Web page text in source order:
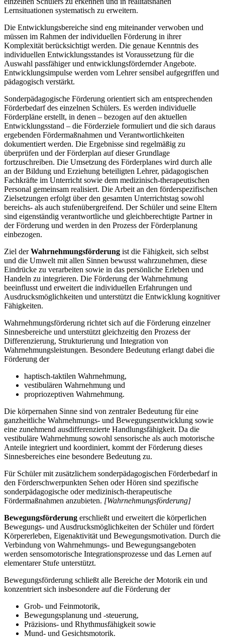
Lernsituationen systematisch zu erweitern.
Die Entwicklungsbereiche sind eng miteinander verwoben und
müssen im Rahmen der individuellen Förderung in ihrer
Komplexität berücksichtigt werden. Die genaue Kenntnis des
individuellen Entwicklungsstandes ist Voraussetzung für die
Auswahl passfähiger und entwicklungsfördernder Angebote.
Entwicklungsimpulse werden vom Lehrer sensibel aufgegriffen und
pädagogisch verstärkt.
Sonderpädagogische Förderung orientiert sich am entsprechenden
Förderbedarf des einzelnen Schülers. Es werden individuelle
Förderpläne erstellt, in denen – bezogen auf den aktuellen
Entwicklungsstand – die Förderziele formuliert und die sich daraus
ergebenden Fördermaßnahmen und Verantwortlichkeiten
dokumentiert werden. Die Ergebnisse sind regelmäßig zu
überprüfen und der Förderplan auf dieser Grundlage
fortzuschreiben. Die Umsetzung des Förderplanes wird durch alle
an der Bildung und Erziehung beteiligten Lehrer, pädagogischen
Fachkräfte im Unterricht sowie dem medizinisch-therapeutischen
Personal gemeinsam realisiert. Die Arbeit an den förderspezifischen
Zielsetzungen erfolgt über den gesamten Unterrichtstag sowohl
bereichs- als auch stufenübergreifend. Der Schüler und seine Eltern
sind eigenständig verantwortliche und gleichberechtigte Partner in
der Förderung und werden in den Prozess der Förderplanung
einbezogen.
Ziel derWahrnehmungsförderung ist die Fähigkeit, sich selbst
und die Umwelt mit allen Sinnen bewusst wahrzunehmen, diese
Eindrücke zu verarbeiten sowie in das persönliche Erleben und
Handeln zu integrieren. Die Förderung der Wahrnehmung
beeinflusst und erweitert die individuellen Erfahrungen und
Ausdrucksmöglichkeiten und unterstützt die Entwicklung kognitiver
Fähigkeiten.
Wahrnehmungsförderung richtet sich auf die Förderung einzelner
Sinnesbereiche und unterstützt gleichzeitig den Prozess der
Differenzierung, Strukturierung und Integration von
Wahrnehmungsleistungen. Besondere Bedeutung erlangt dabei die
Förderung der
haptisch-taktilen Wahrnehmung,
vestibulären Wahrnehmung und
propriozeptiven Wahrnehmung.
Die körpernahen Sinne sind von zentraler Bedeutung für eine
ganzheitliche Wahrnehmungs- und Bewegungsentwicklung sowie
eine zunehmend ausdifferenzierte Handlungsfähigkeit. Da die
vestibuläre Wahrnehmung sowohl sensorische als auch motorische
Anteile integriert und koordiniert, kommt der Förderung dieses
Sinnesbereiches eine besondere Bedeutung zu.
Für Schüler mit zusätzlichem sonderpädagogischen Förderbedarf in
den Förderschwerpunkten Sehen oder Hören sind spezifische
sonderpädagogische oder medizinisch-therapeutische
Fördermaßnahmen anzubieten. [Wahrnehmungsförderung]
Bewegungsförderung erschließt und erweitert die körperlichen
Bewegungs- und Ausdrucksmöglichkeiten der Schüler und fördert
Körpererleben, Eigenaktivität und Bewegungsmotivation. Durch die
Verbindung von Wahrnehmungs- und Bewegungsangeboten
werden sensomotorische Integrationsprozesse und das Lernen auf
elementarer Stufe unterstützt.
Bewegungsförderung schließt alle Bereiche der Motorik ein und
konzentriert sich insbesondere auf die Förderung der
Grob- und Feinmotorik,
Bewegungsplanung und -steuerung,
Präzisions- und Rhythmusfähigkeit sowie
Mund- und Gesichtsmotorik.